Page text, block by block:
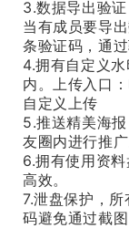
3.数据导出验证
当有成员要导
条验证码，通过
4.拥有自定义
内。上传入口
自定义上传
5.推送精美海
友圈内进行推广
6.拥有使用资
高效。
7.泄盘保护，
码避免通过截